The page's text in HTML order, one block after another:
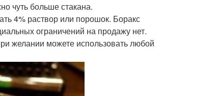
чуть больше стакана.
4% раствор или порошок. Боракс
ограничений на продажу нет.
желании можете использовать любой